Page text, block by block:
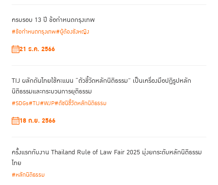
ครบรอบ 13 ปี ข้อกำหนดกรุงเทพ
#ข้อกำหนดกรุงเทพ#ผู้ต้องขังหญิง
21 ธ.ค. 2566
TIJ ผลักดันไทยใช้คะแนน “ตัวชี้วัดหลักนิติธรรม” เป็นเครื่องมือปฏิรูปหลัก
นิติธรรมและกระบวนการยุติธรรม
#SDGs#TIJ#WJP#ดัชนีชี้วัดหลักนิติธรรม
18 ก.ย. 2566
ครั้งแรกกับงาน Thailand Rule of Law Fair 2025 มุ่งยกระดับหลักนิติธรรม
ไทย
#หลักนิติธรรม